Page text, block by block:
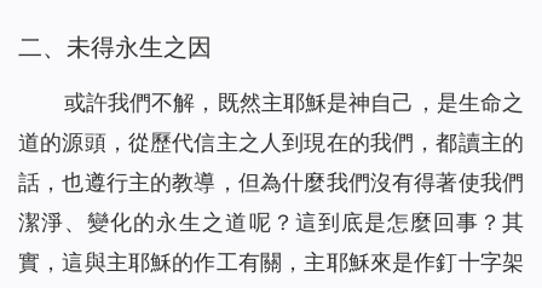
二、未得永生之因
或許我們不解，既然主耶穌是神自己，是生命之
道的源頭，從歷代信主之人到現在的我們，都讀主的
話，也遵行主的教導，但為什麼我們沒有得著使我們
潔淨、變化的永生 之道呢？這到底是怎麼回事？其
實，這與主耶穌的作工有關，主耶穌來是作釘十字架